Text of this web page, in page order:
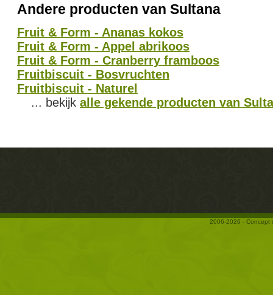
Andere producten van Sultana
Fruit & Form - Ananas kokos
Fruit & Form - Appel abrikoos
Fruit & Form - Cranberry framboos
Fruitbiscuit - Bosvruchten
Fruitbiscuit - Naturel
... bekijk alle gekende producten van
2006-2026 - Concept